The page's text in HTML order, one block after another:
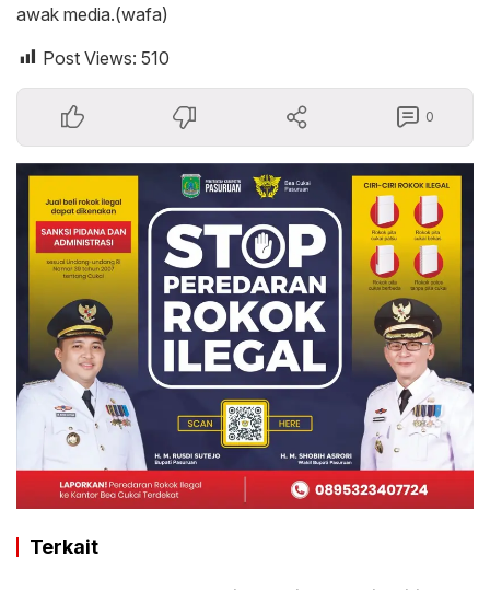
awak media.(wafa)
Post Views: 510
0
Terkait